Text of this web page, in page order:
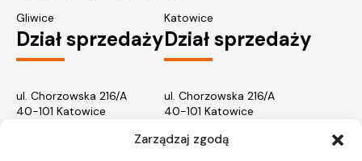
Zarządzaj zgodą
Gliwice
Dział sprzedaży
ul. Chorzowska 216/A
40-101 Katowice
Katowice
Dział sprzedaży
ul. Chorzowska 216/A
40-101 Katowice